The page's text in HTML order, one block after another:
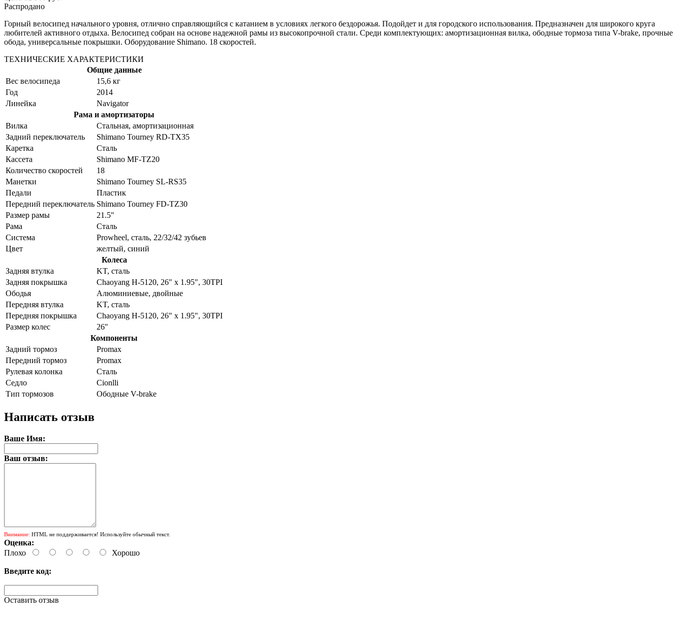
Распродано
Горный велосипед начального уровня, отлично справляющийся с катанием в условиях легкого бездорожья. Подойдет и для городского использования. Предназначен для широкого круга
любителей активного отдыха. Велосипед собран на основе надежной рамы из высокопрочной стали. Среди комплектующих: амортизационная вилка, ободные тормоза типа V-brake, прочные
обода, универсальные покрышки. Оборудование Shimano. 18 скоростей.
ТЕХНИЧЕСКИЕ ХАРАКТЕРИСТИКИ
Общие данные
Вес велосипеда
15,6 кг
Год
2014
Линейка
Navigator
Рама и амортизаторы
Вилка
Стальная, амортизационная
Задний переключатель
Shimano Tourney RD-TX35
Каретка
Сталь
Кассета
Shimano MF-TZ20
Количество скоростей
18
Манетки
Shimano Tourney SL-RS35
Педали
Пластик
Передний переключатель Shimano Tourney FD-TZ30
Размер рамы
21.5"
Рама
Cталь
Система
Prowheel, сталь, 22/32/42 зубьев
Цвет
желтый, синий
Колеса
Задняя втулка
KT, сталь
Задняя покрышка
Chaoyang H-5120, 26" x 1.95", 30TPI
Ободья
Алюминиевые, двойные
Передняя втулка
KT, сталь
Передняя покрышка
Chaoyang H-5120, 26" x 1.95", 30TPI
Размер колес
26"
Компоненты
Задний тормоз
Promax
Передний тормоз
Promax
Рулевая колонка
Сталь
Седло
Cionlli
Тип тормозов
Ободные V-brake
Написать отзыв
Ваше Имя:
Ваш отзыв:
Внимание: HTML не поддерживается! Используйте обычный текст.
Оценка:
Плохо
Хорошо
Введите код:
Оставить отзыв